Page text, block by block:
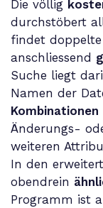
Die völlig
durchstöbert
findet
anschliessend
Suche liegt
Namen der
Kombinationen
Änderungs-
weiteren
In den
obendrein
Programm ist